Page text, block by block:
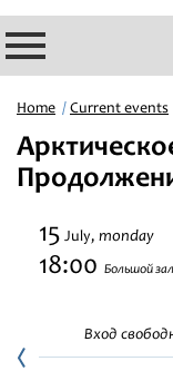
Philharmonic
Current events
Festivals
Home Current events
15 July, monday
18:00 Большой зал
Вход